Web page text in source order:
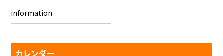
information
カレンダー